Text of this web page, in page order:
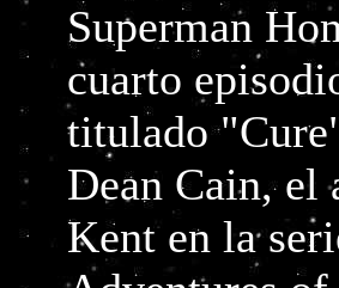
Superman
cuarto
titulado
Dean Cain, el
Kent en la